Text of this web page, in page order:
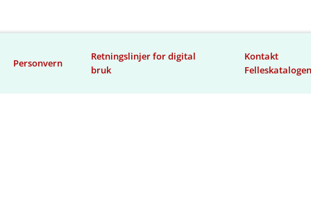
Personvern
Retningslinjer for digital
bruk
Kontakt
Felleskatalogen